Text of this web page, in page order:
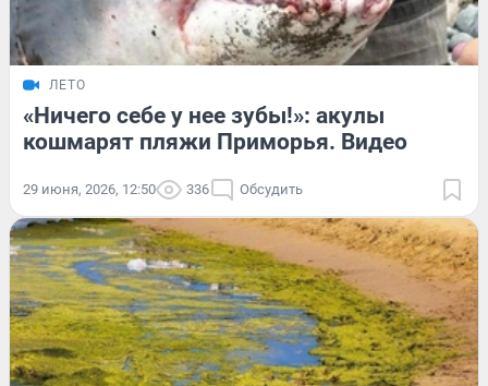
ЛЕТО
«Ничего себе у нее зубы!»: акулы
кошмарят пляжи Приморья. Видео
29 июня, 2026, 12:50 336 Обсудить